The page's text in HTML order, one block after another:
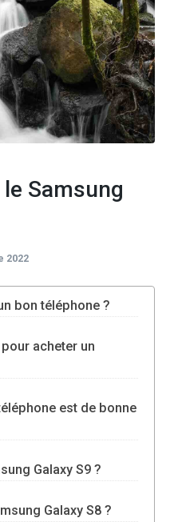
Samsung
2022
bon téléphone ?
acheter un
est de bonne
Galaxy S9 ?
Galaxy S8 ?